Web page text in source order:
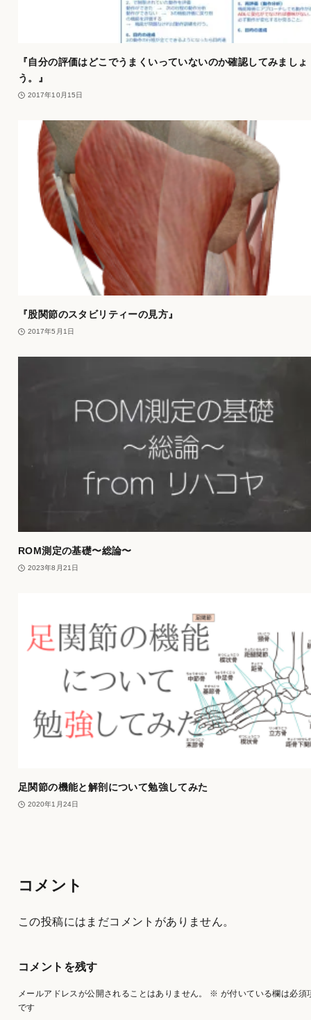
『自分の評価はどこでうまくいっていないのか確認してみましょ
う。』
2017年10月15日
『股関節のスタビリティーの見方』
2017年5月1日
ROM測定の基礎〜総論〜
2023年8月21日
足関節の機能と解剖について勉強してみた
2020年1月24日
コメント
この投稿にはまだコメントがありません。
コメントを残す
メールアドレスが公開されることはありません。 ※ が付いている欄は必須
です